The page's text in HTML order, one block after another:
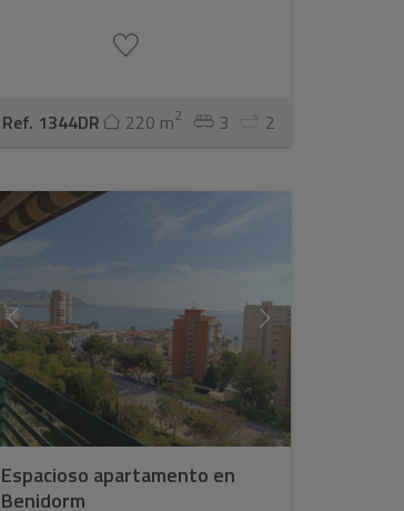
Ref. 1344DR 220 m2 3 2
Espacioso apartamento en
Benidorm